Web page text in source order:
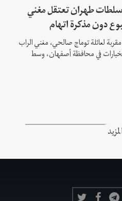
سلطات طهران تعتقل مغني
دون مذكرة اتهام
لعائلة توماج صالحي، مغني الراب
في محافظة أصفهان، وسط
المزيد